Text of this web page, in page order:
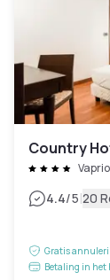
Country
4.4/5|20
Gratis
Betaling in het